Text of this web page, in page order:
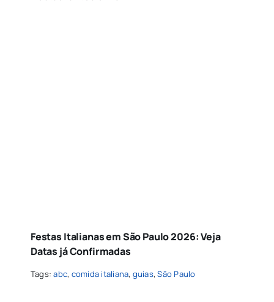
Festas Italianas em São Paulo 2026: Veja
Datas já Confirmadas
Tags:abc, comida italiana, guias,São Paulo